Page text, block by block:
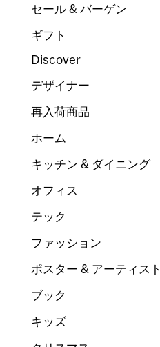
セール & バーゲン
ギフト
Discover
デザイナー
再入荷商品
ホーム
キッチン & ダイニング
オフィス
テック
ファッション
ポスター & アーティスト
ブック
キッズ